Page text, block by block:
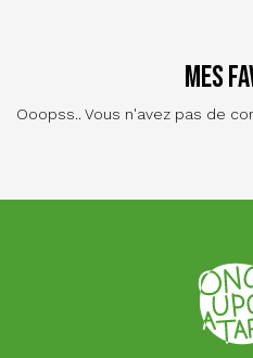
Mes
Ooopss.. Vous n'avez pas de